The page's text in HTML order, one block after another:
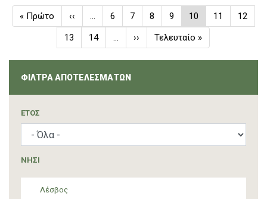
Σελιδοποίηση
First
page
« Πρώτο
Προηγούμενη
σελίδα
‹‹ … Σελίδα
6 Σελίδα
7 Σελίδα
8 Σελίδα
9
Τρέχουσα
σελίδα
10 Σελίδα
11 Σελίδα
12
Σελίδα
13 Σελίδα
14 …
Next
page
››
Last
page
Τελευταίο »
ΦΙΛΤΡΑ ΑΠΟΤΕΛΕΣΜΑΤΩΝ
ΈΤΟΣ
ΝΗΣΙ
Λέσβος